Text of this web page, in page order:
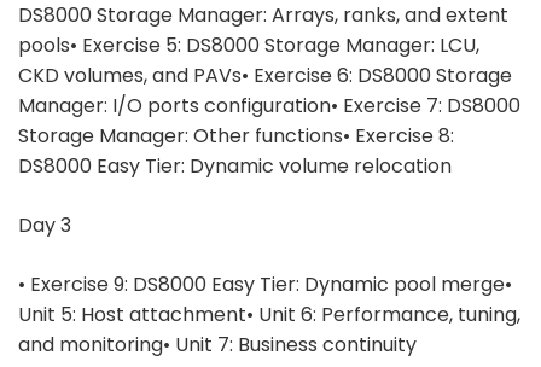
DS8000 Storage Manager: Arrays, ranks, and extent
pools• Exercise 5: DS8000 Storage Manager: LCU,
CKD volumes, and PAVs• Exercise 6: DS8000 Storage
Manager: I/O ports configuration• Exercise 7: DS8000
Storage Manager: Other functions• Exercise 8:
DS8000 Easy Tier: Dynamic volume relocation
Day 3
• Exercise 9: DS8000 Easy Tier: Dynamic pool merge•
Unit 5: Host attachment• Unit 6: Performance, tuning,
and monitoring• Unit 7: Business continuity